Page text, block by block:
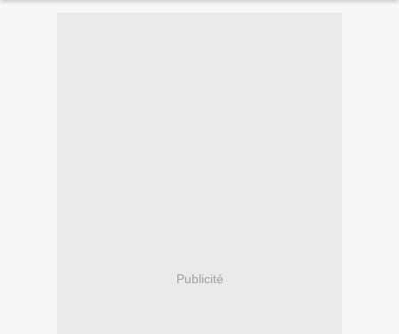
Publicité